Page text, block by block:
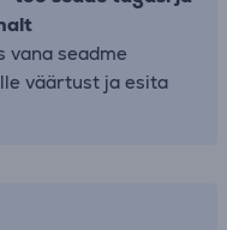
vana seadme
väärtust ja esita